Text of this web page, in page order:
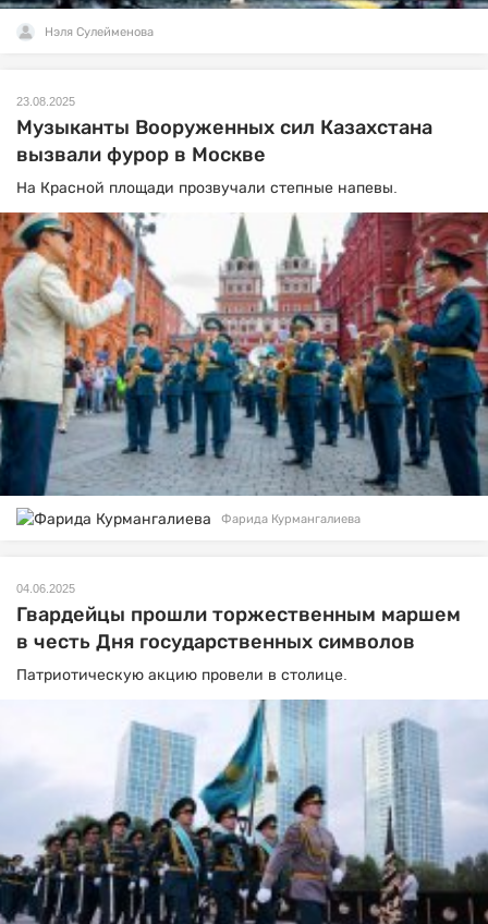
Нэля Сулейменова
23.08.2025
Музыканты Вооруженных сил Казахстана
вызвали фурор в Москве
На Красной площади прозвучали степные напевы.
Фарида Курмангалиева
04.06.2025
Гвардейцы прошли торжественным маршем
в честь Дня государственных символов
Патриотическую акцию провели в столице.